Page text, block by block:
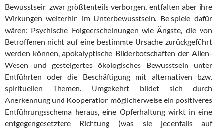
Bewusstsein zwar größtenteils verborgen, entfalten aber ihre
Wirkungen weiterhin im Unterbewusstsein. Beispiele dafür
wären: Psychische Folgeerscheinungen wie Ängste, die von
Betroffenen nicht auf eine bestimmte Ursache zurückgeführt
werden können, apokalyptische Bilderbotschaften der Alien-
Wesen und gesteigertes ökologisches Bewusstsein unter
Entführten oder die Beschäftigung mit alternativen bzw.
spirituellen Themen. Umgekehrt bildet sich durch
Anerkennung und Kooperation möglicherweise ein positiveres
Entführungsschema heraus, eine Opferhaltung wirkt in eine
entgegengesetztere Richtung (was sie jedenfalls auf